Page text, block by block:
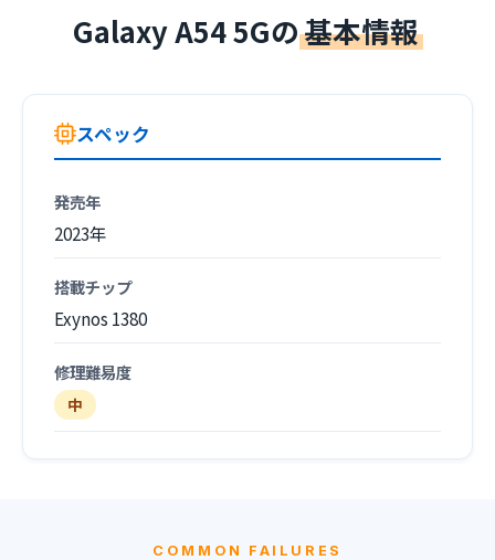
Galaxy A54 5Gの基本情報
スペック
発売年
2023年
搭載チップ
Exynos 1380
修理難易度
中
COMMON FAILURES